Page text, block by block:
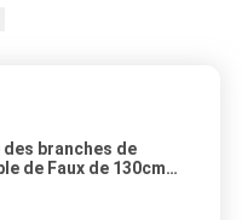
branches de
de Faux de 130cm,